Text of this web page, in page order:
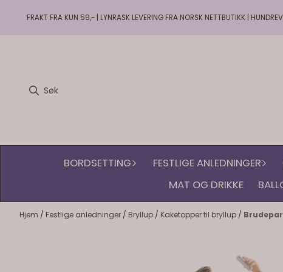
Hopp til innhold
FRAKT FRA KUN 59,- | LYNRASK LEVERING FRA NORSK NETTBUTIKK |
BORDSETTING FESTLIGE ANLEDNINGER
MAT OG DRIKKE
Hjem / Festlige anledninger / Bryllup / Kaketopper til bryllup /